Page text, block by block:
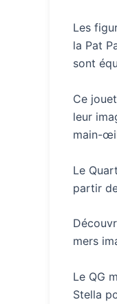
Les
la Pat
sont
Ce
leur
main-
Le
partir
mers
Le QG
Stella